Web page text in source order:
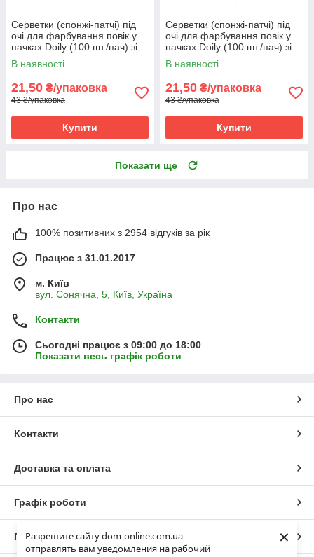
Разрешите сайту dom-online.com.ua
отправлять вам уведомления на рабочий
×
Серветки (спонжі-патчі) під
очі для фарбування повік у
пачках Doily (100 шт./пач) зі
спанлейсу Місяць Білі
В наявності
21,50 ₴/упаковка
43 ₴/упаковка
Купити
Серветки (спонжі-патчі) під
очі для фарбування повік у
пачках Doily (100 шт./пач) зі
спанлейсу Долька Білі
В наявності
21,50 ₴/упаковка
43 ₴/упаковка
Купити
Показати ще
Про нас
100% позитивних з 2954 відгуків за рік
Працює з 31.01.2017
м. Київ
вул. Сонячна, 5, Київ, Україна
Контакти
Сьогодні працює з 09:00 до 18:00
Показати весь графік роботи
Про нас
Контакти
Доставка та оплата
Графік роботи
Повна версія сайту